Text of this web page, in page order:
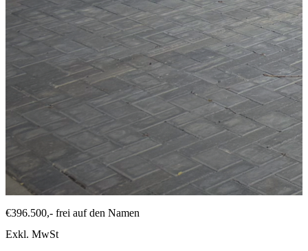
€396.500,- frei auf den Namen
Exkl. MwSt